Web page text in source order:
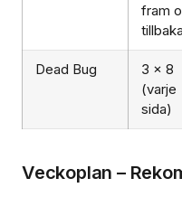
fram
tillbaka
Dead Bug
3 × 8
(varje
sida)
Veckoplan –